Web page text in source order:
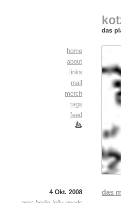
das
home
about
links
mail
merch
tags
feed
4 Okt. 2008
das